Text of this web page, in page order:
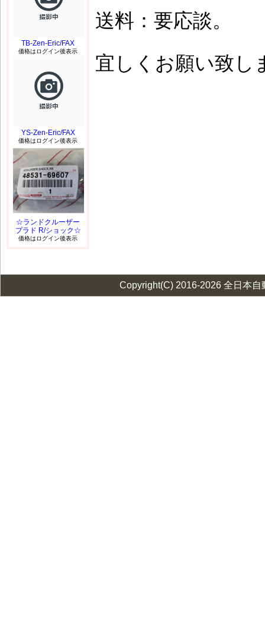
送料：要応談。
宜しくお願い致し
TB-Zen-Eric/FAX
価格はログイン後表示
YS-Zen-Eric/FAX
価格はログイン後表示
☆ランドクルーザー
プラド R/ショック☆
価格はログイン後表示
Copyright(C) 2016-2026 全日本